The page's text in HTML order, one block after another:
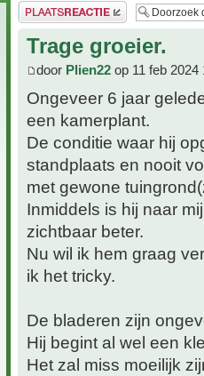
Plaats een reactie
Trage groeier.
door Plien22 op 11 feb 2024
Ongeveer 6 jaar
een kamerplant.
De conditie waar hij
standplaats en nooit
met gewone
Inmiddels is hij naar
zichtbaar beter.
Nu wil ik hem graag
ik het tricky.
De bladeren zijn
Hij begint al wel een
Het zal miss moeilijk